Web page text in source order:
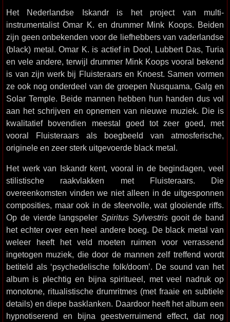
Het Nederlandse Iskandr is het project van multi-
instrumentalist Omar K. en drummer Mink Koops. Beiden
zijn geen onbekenden voor de liefhebbers van vaderlandse
(black) metal. Omar K. is actief in Dool, Lubbert Das, Turia
en vele andere, terwijl drummer Mink Koops vooral bekend
is van zijn werk bij Fluisteraars en Knoest. Samen vormen
ze ook nog onderdeel van de groepen Nusquama, Galg en
Solar Temple. Beide mannen hebben hun handen dus vol
aan het schrijven en opnemen van nieuwe muziek. Die is
kwalitatief bovendien meestal goed tot zeer goed, met
vooral Fluisteraars als boegbeeld van atmosferische,
originele en zeer sterk uitgevoerde black metal.
Het werk van Iskandr kent, vooral in de begindagen, veel
stilistische raakvlakken met Fluisteraars. Die
overeenkomsten vinden we niet alleen in de uitgesponnen
composities, maar ook in de sfeervolle, wat glooiende riffs.
Op de vierde langspeler Spiritus Sylvestrisgooit de band
het echter over een heel andere boeg. De black metal van
weleer heeft het veld moeten ruimen voor verrassend
ingetogen muziek, die door de mannen zelf treffend wordt
betiteld als ‘psychedelische folk/doom’. De sound van het
album is plechtig en bijna spiritueel, met veel nadruk op
monotone, ritualistische drumritmes (met fraaie en subtiele
details) en diepe basklanken. Daardoor heeft het album een
hypnotiserend en bijna geestverruimend effect, dat nog